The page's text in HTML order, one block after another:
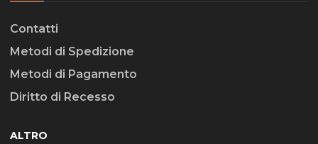
Contatti
Metodi di Spedizione
Metodi di Pagamento
Diritto di Recesso
ALTRO